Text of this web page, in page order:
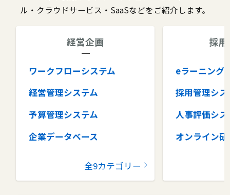
ル・クラウドサービス・SaaSなどをご紹介します。
経営企画
ワークフローシステム
経営管理システム
予算管理システム
企業データベース
コラボレーションツール
全9カテゴリー
採
eラーニング
採用管理シス
人事評価シス
オンライン研
タレントマ